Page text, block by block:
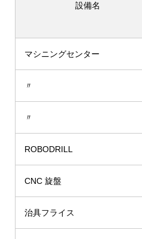
設備名
マシニングセンター
〃
〃
ROBODRILL
CNC 旋盤
治具フライス